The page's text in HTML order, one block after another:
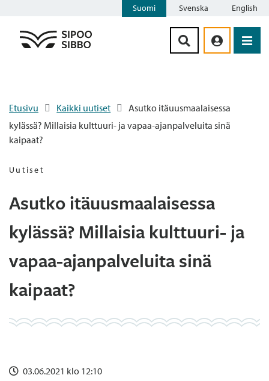
Suomi Svenska English
Etusivu Kaikki uutiset
Asutko itäuusmaalaisessa
kylässä? Millaisia kulttuuri- ja vapaa-ajanpalveluita sinä
kaipaat?
Uutiset
Asutko itäuusmaalaisessa
kylässä? Millaisia kulttuuri- ja
vapaa-ajanpalveluita sinä
kaipaat?
03.06.2021 klo 12:10